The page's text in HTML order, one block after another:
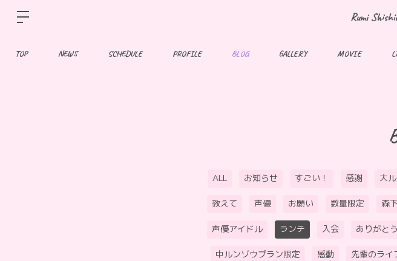
Rumi
TOP NEWS SCHEDULE PROFILE BLOG GALLERY MOVIE
ALL お知らせ すごい！ 感謝 大
教えて 声優 お願い 数量限定 森
声優アイドル ランチ 入会 ありがとう
中ルンゾウプラン限定 感動 先輩のライ